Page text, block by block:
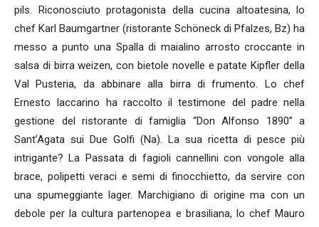
pils. Riconosciuto protagonista della cucina altoatesina, lo
chef Karl Baumgartner (ristorante Schöneck di Pfalzes, Bz) ha
messo a punto una Spalla di maialino arrosto croccante in
salsa di birra weizen, con bietole novelle e patate Kipfler della
Val Pusteria, da abbinare alla birra di frumento. Lo chef
Ernesto Iaccarino ha raccolto il testimone del padre nella
gestione del ristorante di famiglia “Don Alfonso 1890” a
Sant’Agata sui Due Golfi (Na). La sua ricetta di pesce più
intrigante? La Passata di fagioli cannellini con vongole alla
brace, polipetti veraci e semi di finocchietto, da servire con
una spumeggiante lager. Marchigiano di origine ma con un
debole per la cultura partenopea e brasiliana, lo chef Mauro